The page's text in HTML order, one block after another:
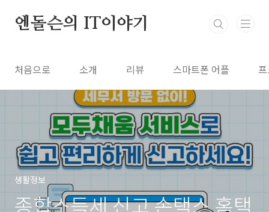
엔돌슨의 IT이야기
처음으로 소개 리뷰 스마트폰 어플
생활정보
종합소득세 신고 손택스 홈택